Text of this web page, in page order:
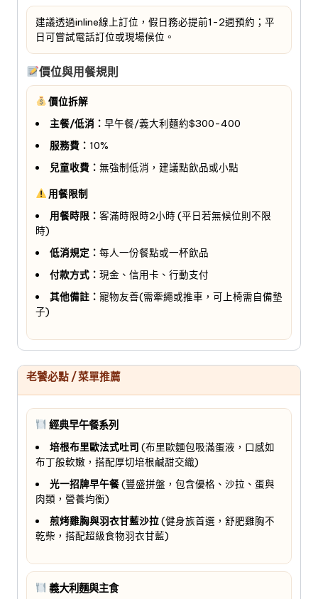
建議透過inline線上訂位，假日務必提前1-2週預約；平
日可嘗試電話訂位或現場候位。
價位與用餐規則
價位拆解
主餐/低消： 早午餐/義大利麵約$300-400
服務費： 10%
兒童收費： 無強制低消，建議點飲品或小點
用餐限制
用餐時限： 客滿時限時2小時 (平日若無候位則不限
時)
低消規定： 每人一份餐點或一杯飲品
付款方式： 現金、信用卡、行動支付
其他備註： 寵物友善(需牽繩或推車，可上椅需自備墊
子)
老饕必點 / 菜單推薦
經典早午餐系列
培根布里歐法式吐司 (布里歐麵包吸滿蛋液，口感如
布丁般軟嫩，搭配厚切培根鹹甜交織)
光一招牌早午餐(豐盛拼盤，包含優格、沙拉、蛋與
肉類，營養均衡)
煎烤雞胸與羽衣甘藍沙拉(健身族首選，舒肥雞胸不
乾柴，搭配超級食物羽衣甘藍)
義大利麵與主食